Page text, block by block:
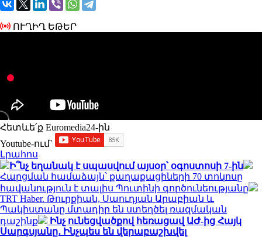
ՈՒՂԻՂ ԵԹԵՐ
Հետևե՛ք Euromedia24-ին
Youtube-ում`
Լրահոս
Ի՞նչ եղանակ է սպասվում այսօր՝ օգոստոսի 7-ին
Հարցման համաձայն՝ քաղաքացիների 70 տոկոսը
հավանություն է տալիս Պուտինի գործունեությանը
TRT Haber. Թուրքիան, Սաուդյան Արաբիան և
Պակիստանը մտադիր են ստեղծել ռազմական
դաշինք
Ինչ ունեցվածքով հեռացավ ԱԺ-ից Հայկ
Սարգսյանը․ Ինչպես են վերաբաշխվել